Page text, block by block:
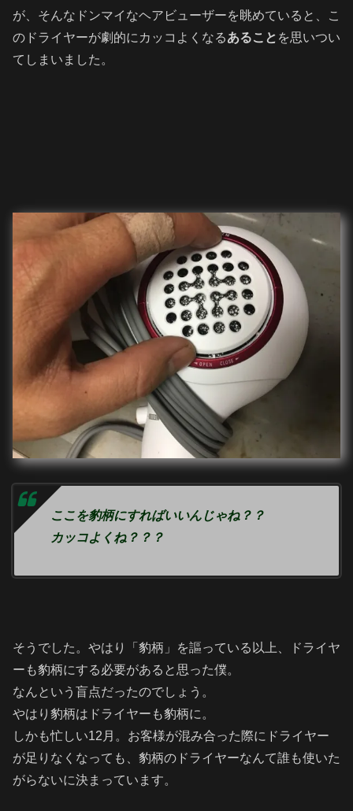
が、そんなドンマイなヘアビューザーを眺めていると、こ
のドライヤーが劇的にカッコよくなるあること を思いつい
てしまいました。
ここを豹柄にすればいいんじゃね？？
カッコよくね？？？
そうでした。やはり「豹柄」を謳っている以上、ドライヤ
ーも豹柄にする必要があると思った僕。
なんという盲点だったのでしょう。
やはり豹柄はドライヤーも豹柄に。
しかも忙しい12月。お客様が混み合った際にドライヤー
が足りなくなっても、豹柄のドライヤーなんて誰も使いた
がらないに決まっています。